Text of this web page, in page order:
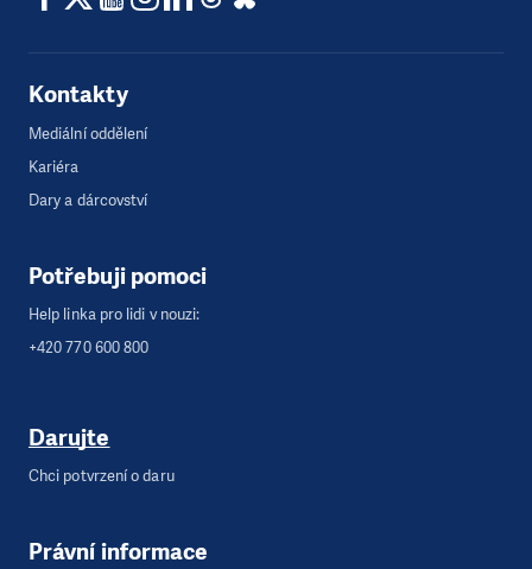
Kontakty
Mediální oddělení
Kariéra
Dary a dárcovství
Potřebuji pomoci
Help linka pro lidi v nouzi:
+420 770 600 800
Darujte
Chci potvrzení o daru
Právní informace